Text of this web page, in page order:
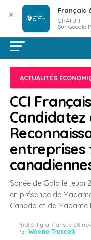
ACTUALITÉS
CCI
Candidatez
entreprises
Soirée de Gala le jeudi
en présence de
Canada et de Madame
Publié il y a 7 ans le 28
Par Weena Truscelli
✕ Français
GRATUIT
Sur Google